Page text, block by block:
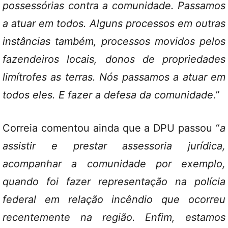
possessórias contra a comunidade. Passamos
a atuar em todos. Alguns processos em outras
instâncias também, processos movidos pelos
fazendeiros locais, donos de propriedades
limítrofes as terras. Nós passamos a atuar em
todos eles. E fazer a defesa da comunidade.”
Correia comentou ainda que a DPU passou “a
assistir e prestar assessoria jurídica,
acompanhar a comunidade por exemplo,
quando foi fazer representação na polícia
federal em relação incêndio que ocorreu
recentemente na região. Enfim, estamos